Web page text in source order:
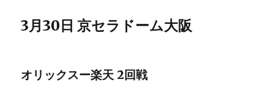
3月30日 京セラドーム大阪
オリックスー楽天 2回戦